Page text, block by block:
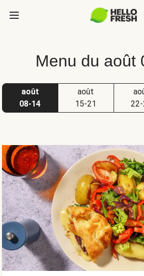
Menu du août
août
08-14
août
15-21